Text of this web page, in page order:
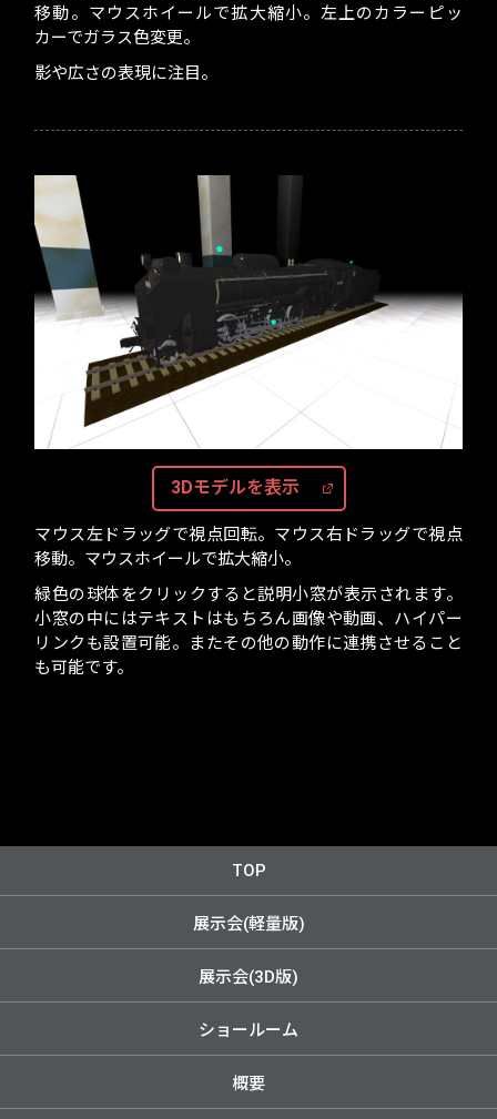
移動。マウスホイールで拡大縮小。左上のカラーピッ
カーでガラス色変更。
影や広さの表現に注目。
3Dモデルを表示
マウス左ドラッグで視点回転。マウス右ドラッグで視点
移動。マウスホイールで拡大縮小。
緑色の球体をクリックすると説明小窓が表示されます。
小窓の中にはテキストはもちろん画像や動画、ハイパー
リンクも設置可能。またその他の動作に連携させること
も可能です。
TOP
展示会(軽量版)
展示会(3D版)
ショールーム
概要